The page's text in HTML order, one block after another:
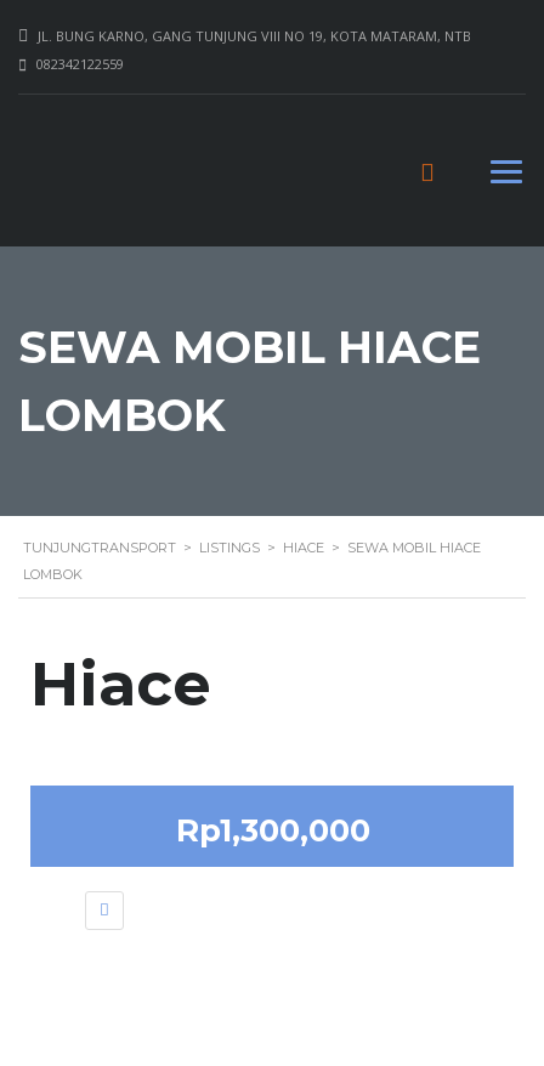
JL. BUNG KARNO, GANG TUNJUNG VIII NO 19, KOTA MATARAM, NTB
082342122559
SEWA MOBIL HIACE
LOMBOK
TUNJUNGTRANSPORT > LISTINGS > HIACE > SEWA MOBIL HIACE
LOMBOK
Hiace
Rp1,300,000